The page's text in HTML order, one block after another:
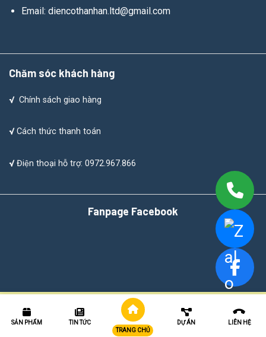
Email: diencothanhan.ltd@gmail.com
Chăm sóc khách hàng
√ Chính sách giao hàng
√ Cách thức thanh toán
√ Điện thoại hỗ trợ: 0972.967.866
Fanpage Facebook
Ống Gió Vuông Và Phụ Kiện
Ống Gió Tròn Và Phụ Kiện
Van Gió
Cửa Gió Ống Gió Chống Cháy EI
SẢN PHẨM
TIN TỨC
TRANG CHỦ
DỰ ÁN LIÊN HỆ